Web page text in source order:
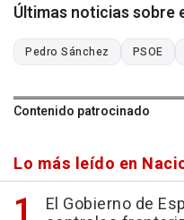
Últimas noticias sobre
Pedro Sánchez PSOE
Contenido patrocinado
Lo más leído en
El Gobierno de